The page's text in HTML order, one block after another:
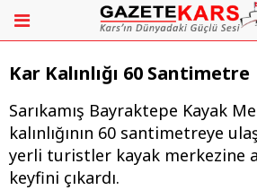
Kar Kalınlığı 60 Santimetre
Sarıkamış Bayraktepe Kayak
kalınlığının 60 santimetreye
yerli turistler kayak merkezine
keyfini çıkardı.